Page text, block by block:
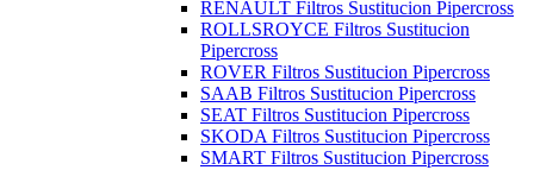
RENAULT Filtros Sustitucion Pipercross
ROLLSROYCE Filtros Sustitucion
Pipercross
ROVER Filtros Sustitucion Pipercross
SAAB Filtros Sustitucion Pipercross
SEAT Filtros Sustitucion Pipercross
SKODA Filtros Sustitucion Pipercross
SMART Filtros Sustitucion Pipercross